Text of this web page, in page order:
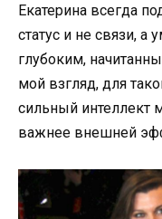
Екатерина всегда
статус и не связи,
глубоким,
мой взгляд, для
сильный интеллект
важнее внешней